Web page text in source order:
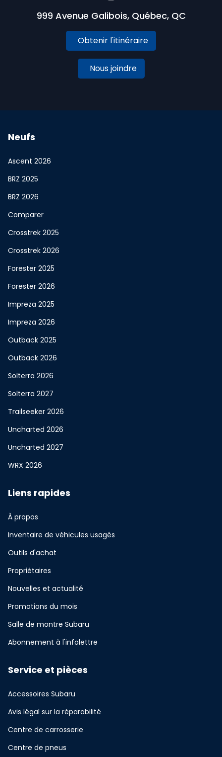
999 Avenue Galibois, Québec, QC
Obtenir l'itinéraire
Nous joindre
Neufs
Ascent 2026
BRZ 2025
BRZ 2026
Comparer
Crosstrek 2025
Crosstrek 2026
Forester 2025
Forester 2026
Impreza 2025
Impreza 2026
Outback 2025
Outback 2026
Solterra 2026
Solterra 2027
Trailseeker 2026
Uncharted 2026
Uncharted 2027
WRX 2026
Liens rapides
À propos
Inventaire de véhicules usagés
Outils d'achat
Propriétaires
Nouvelles et actualité
Promotions du mois
Salle de montre Subaru
Abonnement à l'infolettre
Service et pièces
Accessoires Subaru
Avis légal sur la réparabilité
Centre de carrosserie
Centre de pneus